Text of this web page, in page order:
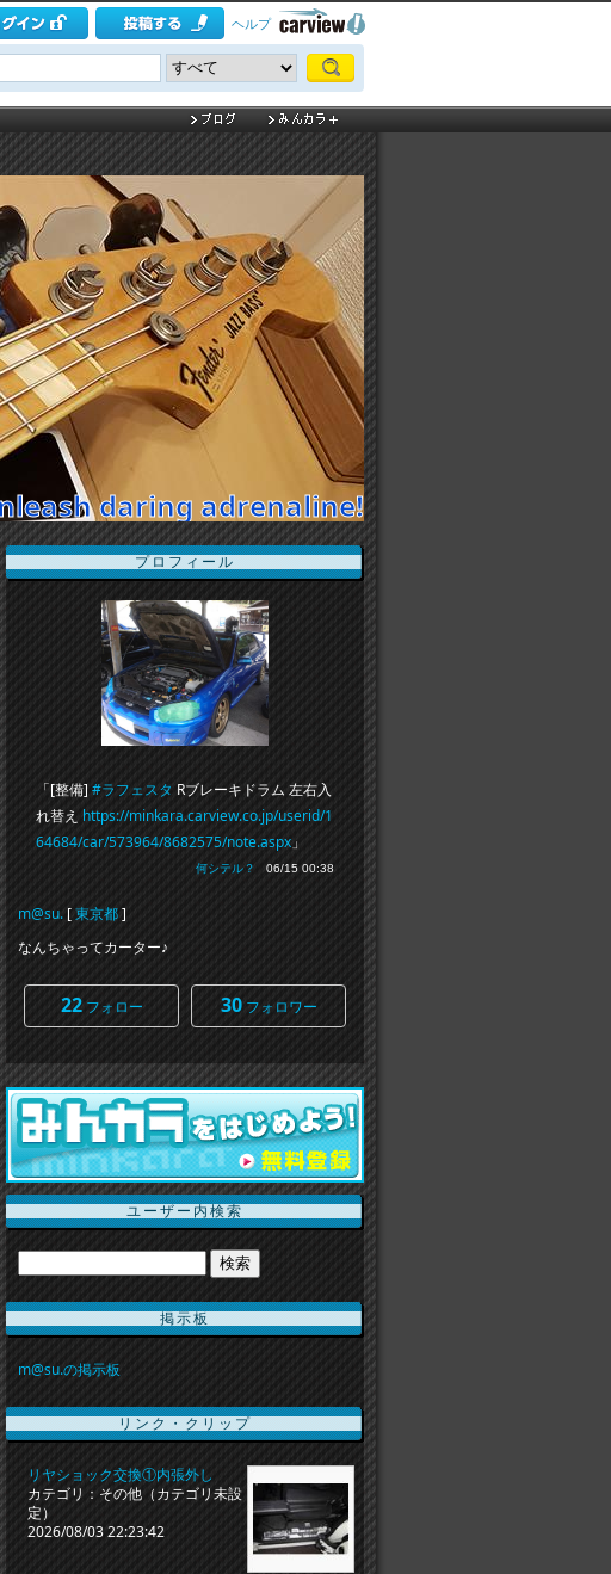
ヘルプ
daring adrenaline!
プロフィール
「[整備] #ラフェスタ Rブレーキドラム 左右入
れ替え https://minkara.carview.co.jp/userid/1
64684/car/573964/8682575/note.aspx 」
何シテル？ 06/15 00:38
m@su. [東京都]
なんちゃってカーター♪
22フォロー 30フォロワー
ユーザー内検索
掲示板
m@su.の掲示板
リンク・クリップ
リヤショック交換①内張外し
カテゴリ：その他（カテゴリ未設
定）
2026/08/03 22:23:42